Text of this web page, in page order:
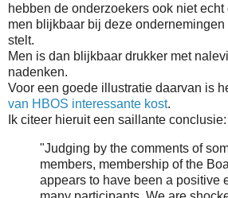
hebben de onderzoekers ook niet
men blijkbaar bij deze
stelt.
Men is dan blijkbaar drukker met
nadenken.
Voor een goede illustratie daarvan is
van HBOS interessante kost.
Ik citeer hieruit een saillante conclusie:
"Judging by the comments of
members, membership of the
appears to have been a positive